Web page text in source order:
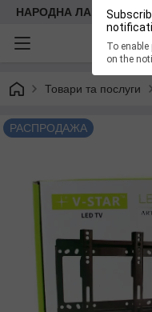
To
on the
НАРОДНА ЛАВКА
Товари та послуги
РАСПРОДАЖА